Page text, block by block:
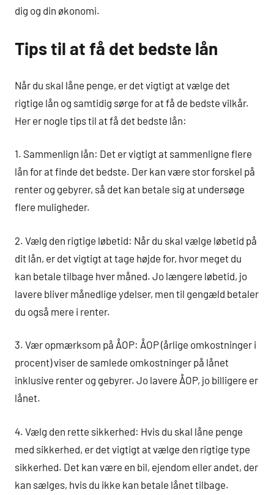
dig og din økonomi.
Tips til at få det bedste lån
Når du skal låne penge, er det vigtigt at vælge det
rigtige lån og samtidig sørge for at få de bedste vilkår.
Her er nogle tips til at få det bedste lån:
1. Sammenlign lån: Det er vigtigt at sammenligne flere
lån for at finde det bedste. Der kan være stor forskel på
renter og gebyrer, så det kan betale sig at undersøge
flere muligheder.
2. Vælg den rigtige løbetid: Når du skal vælge løbetid på
dit lån, er det vigtigt at tage højde for, hvor meget du
kan betale tilbage hver måned. Jo længere løbetid, jo
lavere bliver månedlige ydelser, men til gengæld betaler
du også mere i renter.
3. Vær opmærksom på ÅOP: ÅOP (årlige omkostninger i
procent) viser de samlede omkostninger på lånet
inklusive renter og gebyrer. Jo lavere ÅOP, jo billigere er
lånet.
4. Vælg den rette sikkerhed: Hvis du skal låne penge
med sikkerhed, er det vigtigt at vælge den rigtige type
sikkerhed. Det kan være en bil, ejendom eller andet, der
kan sælges, hvis du ikke kan betale lånet tilbage.